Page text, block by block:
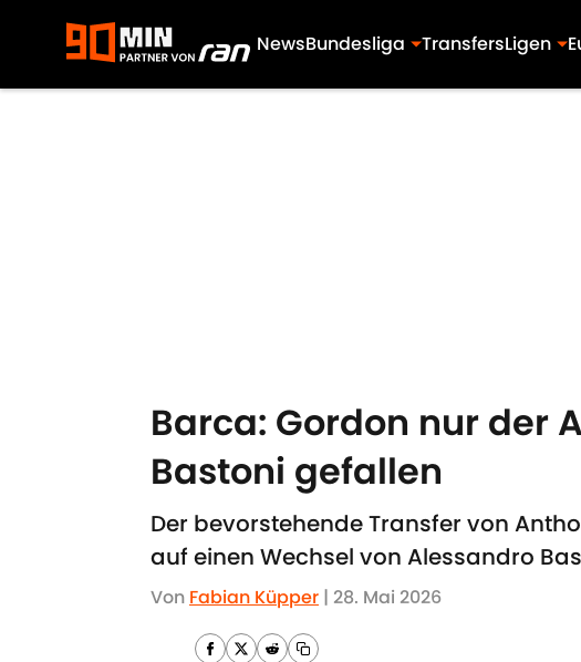
NewsBundesliga TransfersLigen
Barca: Gordon nur der
Bastoni gefallen
Der bevorstehende Transfer von
auf einen Wechsel von Alessandro
Von Fabian Küpper | 28. Mai 2026